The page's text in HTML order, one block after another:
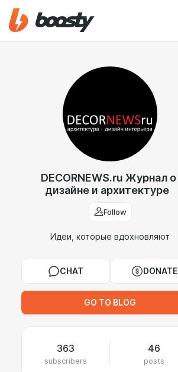
DECORNEWS.ru Журнал о
дизайне и архитектуре
Follow
Идеи, которые вдохновляют
CHAT DONATE
GO TO BLOG
363
subscribers
46
posts